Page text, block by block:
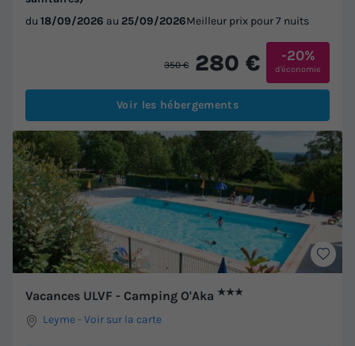
du 18/09/2026 au 25/09/2026Meilleur prix pour 7 nuits
350 € 280 € -20%
d'économie
Voir les hébergements
Vacances ULVF - Camping O'Aka ★★★
Leyme -Voir sur la carte